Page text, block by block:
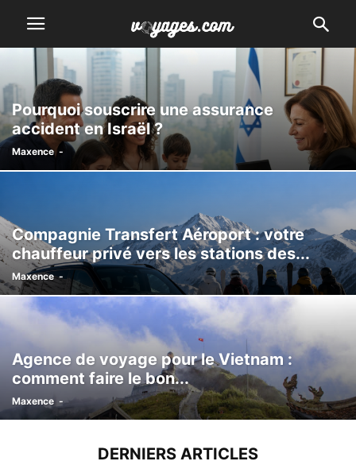
Pourquoi souscrire une assurance
accident en Israël ?
Maxence -
Compagnie Transfert Aéroport : votre
chauffeur privé vers les stations des...
Maxence -
Agence de voyage pour le Vietnam :
comment faire le bon...
Maxence -
DERNIERS ARTICLES